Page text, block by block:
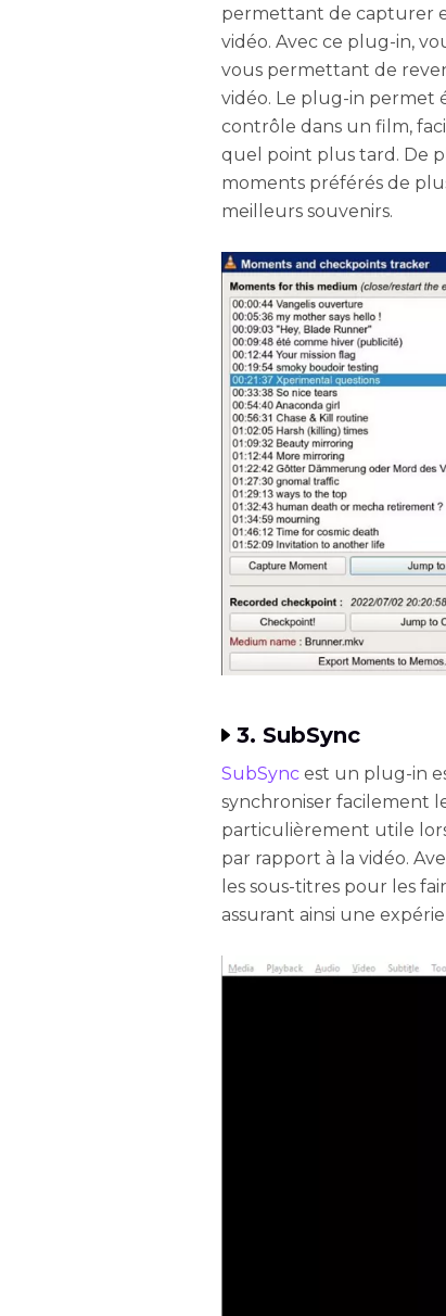
permettant de capturer
vidéo. Avec ce plug-in,
vous permettant de
vidéo. Le plug-in permet
contrôle dans un film,
quel point plus tard. De
moments préférés de
meilleurs souvenirs.
3. SubSync
SubSync est un plug-in
synchroniser facilement
particulièrement utile
par rapport à la vidéo.
les sous-titres pour les
assurant ainsi une